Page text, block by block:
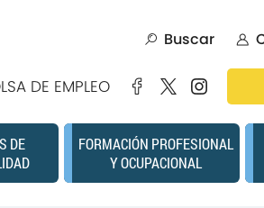
Buscar
DE EMPLEO
DE
FORMACIÓN PROFESIONAL
Y OCUPACIONAL